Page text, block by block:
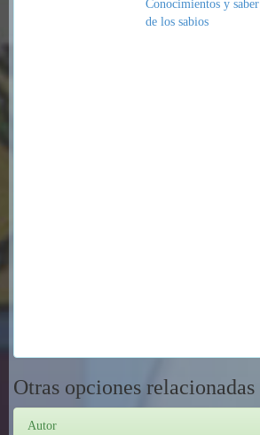
Conocimientos y saber
de los sabios
Otras opciones relacionadas
Autor